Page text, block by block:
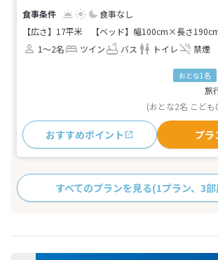
食事なし
【広さ】17平米
【ベッド】幅100cm×長さ
1～2名
ツイン バス トイレ 禁煙
おとな1名
旅
(おとな2名 こど
おすすめポイント プラ
すべてのプランを見る(1プラン、3